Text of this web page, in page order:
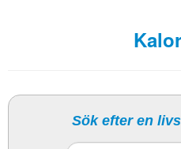
Sök efter en